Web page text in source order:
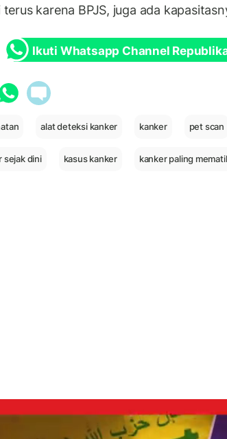
karena BPJS, juga ada
Ikuti Whatsapp Channel
alat deteksi kanker kanker pet scan
sejak dini kasus kanker kanker paling